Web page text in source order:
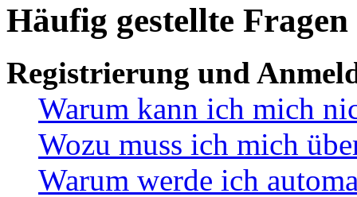
Häufig gestellte Fragen
Registrierung und
Warum kann ich mich
Wozu muss ich mich
Warum werde ich